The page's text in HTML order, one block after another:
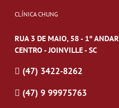
CLÍNICA CHUNG
RUA 3 DE MAIO, 58 - 1º ANDAR
CENTRO - JOINVILLE - SC
(47) 3422-8262
(47) 9 99975763